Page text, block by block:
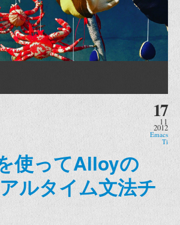
17
11
2012
Emacs
Ti
使ってAlloyの
ルタイム文法チ